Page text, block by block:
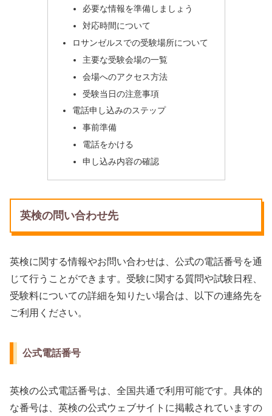
必要な情報を準備しましょう
対応時間について
ロサンゼルスでの受験場所について
主要な受験会場の一覧
会場へのアクセス方法
受験当日の注意事項
電話申し込みのステップ
事前準備
電話をかける
申し込み内容の確認
英検の問い合わせ先
英検に関する情報やお問い合わせは、公式の電話番号を通
じて行うことができます。受験に関する質問や試験日程、
受験料についての詳細を知りたい場合は、以下の連絡先を
ご利用ください。
公式電話番号
英検の公式電話番号は、全国共通で利用可能です。具体的
な番号は、英検の公式ウェブサイトに掲載されていますの